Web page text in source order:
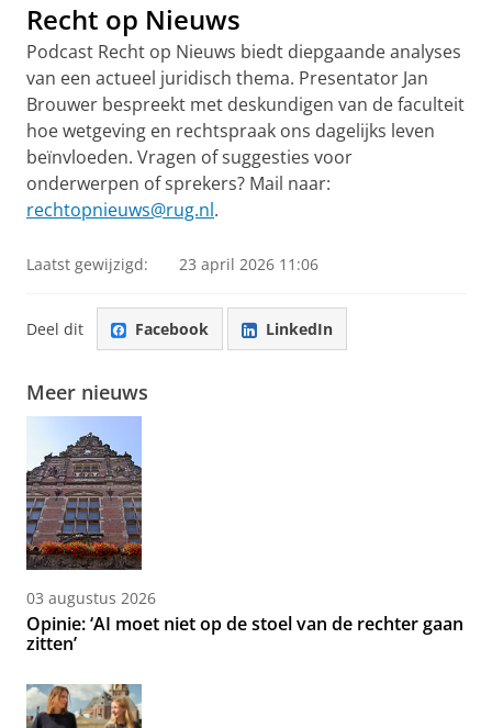
Recht op Nieuws
Podcast Recht op Nieuws biedt diepgaande analyses
van een actueel juridisch thema. Presentator Jan
Brouwer bespreekt met deskundigen van de faculteit
hoe wetgeving en rechtspraak ons dagelijks leven
beïnvloeden. Vragen of suggesties voor
onderwerpen of sprekers? Mail naar:
rechtopnieuws@rug.nl.
Laatst gewijzigd: 23 april 2026 11:06
Deel dit Facebook LinkedIn
Meer nieuws
03 augustus 2026
Opinie: ‘AI moet niet op de stoel van de rechter gaan
zitten’